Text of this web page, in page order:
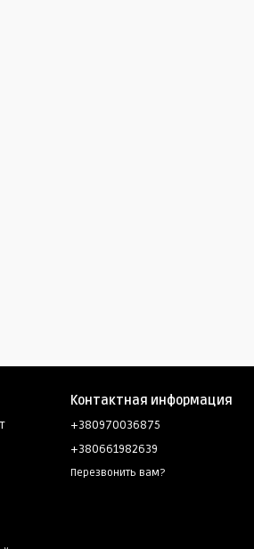
Контактная информация
+380970036875
+380661982639
Перезвонить вам?